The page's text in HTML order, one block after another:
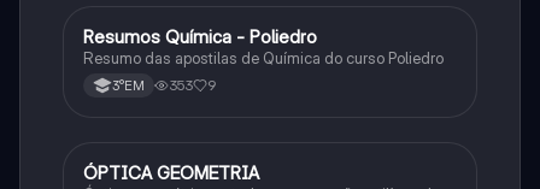
Química
Resumos Química - Poliedro
Resumo das apostilas de Química do curso Poliedro
3°EM 353 9
Química
ÓPTICA GEOMETRIA